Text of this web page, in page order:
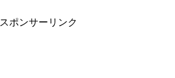
スポンサーリンク